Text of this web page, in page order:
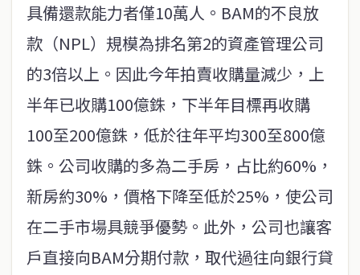
具備還款能力者僅10萬人。BAM的不良放
款（NPL）規模為排名第2的資產管理公司
的3倍以上。因此今年拍賣收購量減少，上
半年已收購100億銖，下半年目標再收購
100至200億銖，低於往年平均300至800億
銖。公司收購的多為二手房，占比約60%，
新房約30%，價格下降至低於25%，使公司
在二手市場具競爭優勢。此外，公司也讓客
戶直接向BAM分期付款，取代過往向銀行貸